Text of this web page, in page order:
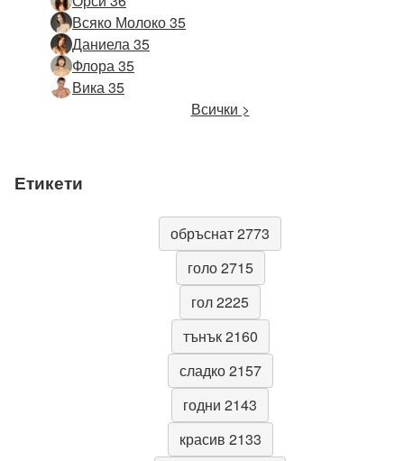
Всяко Молоко 35
Даниела 35
Флора 35
Вика 35
Всички >
Етикети
обръснат 2773
голо 2715
гол 2225
тънък 2160
сладко 2157
годни 2143
красив 2133